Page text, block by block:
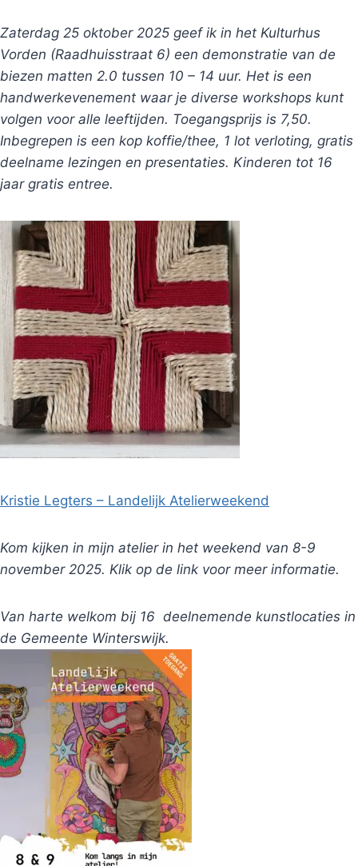
Zaterdag 25 oktober 2025 geef ik in het Kulturhus
Vorden (Raadhuisstraat 6) een demonstratie van de
biezen matten 2.0 tussen 10 – 14 uur. Het is een
handwerkevenement waar je diverse workshops kunt
volgen voor alle leeftijden. Toegangsprijs is 7,50.
Inbegrepen is een kop koffie/thee, 1 lot verloting, gratis
deelname lezingen en presentaties. Kinderen tot 16
jaar gratis entree.
Kristie Legters – Landelijk Atelierweekend
Kom kijken in mijn atelier in het weekend van 8-9
november 2025. Klik op de link voor meer informatie.
Van harte welkom bij 16 deelnemende kunstlocaties in
de Gemeente Winterswijk.